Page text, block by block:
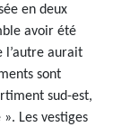
en deux
avoir été
l’autre aurait
sont
sud-est,
Les vestiges